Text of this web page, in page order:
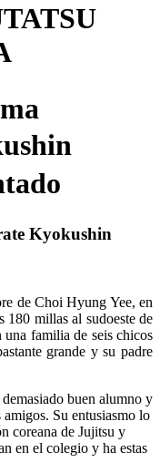
Kyokushin
de Choi Hyung Yee, en
180 millas al sudoeste de
familia de seis chicos
grande y su padre
buen alumno y
amigos. Su entusiasmo lo
coreana de Jujitsu y
en el colegio y ha estas